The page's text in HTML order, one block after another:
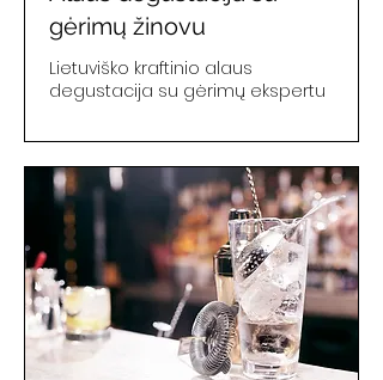
gėrimų žinovu
Lietuviško kraftinio alaus
degustacija su gėrimų ekspertu